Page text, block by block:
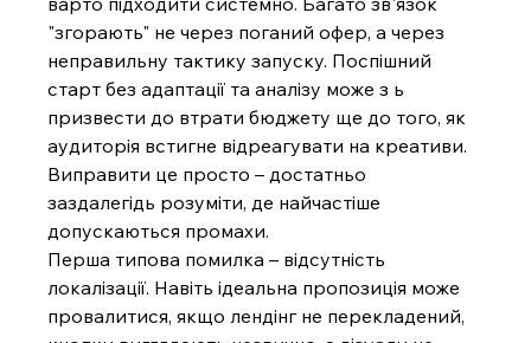
"згорають" не через поганий офер, а через
неправильну тактику запуску. Поспішний
старт без адаптації та аналізу може з ь
призвести до втрати бюджету ще до того, як
аудиторія встигне відреагувати на креативи.
Виправити це просто – достатньо
заздалегідь розуміти, де найчастіше
допускаються промахи.
Перша типова помилка – відсутність
локалізації. Навіть ідеальна пропозиція може
провалитися, якщо лендінг не перекладений,